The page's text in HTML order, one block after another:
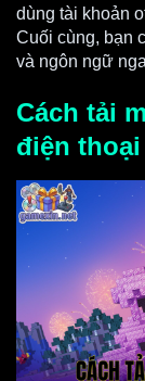
dùng tài khoản
Cuối cùng, bạn
và ngôn ngữ
Cách tải
điện